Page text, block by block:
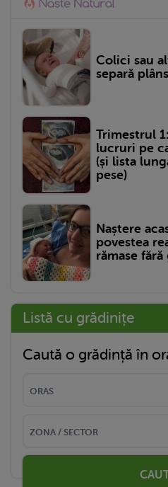
Colici sau
separă
Trimestrul
lucruri pe
(și lista
pese)
Naștere
povestea
rămase
Listă cu grădinițe
Caută o grădință în